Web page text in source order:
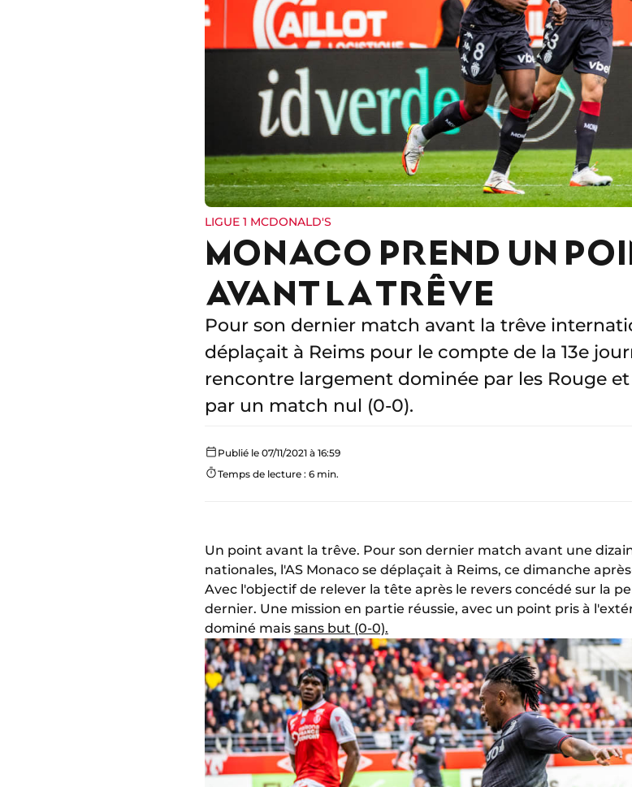
LIGUE 1 MCDONALD'S
MONACO PREND UN
AVANT LA TRÊVE
Pour son dernier match avant la trêve
déplaçait à Reims pour le compte de la 13e
rencontre largement dominée par les Rouge
par un match nul (0-0).
Publié le 07/11/2021 à 16:59
Temps de lecture : 6 min.
Un point avant la trêve. Pour son dernier match avant une
nationales, l'AS Monaco se déplaçait à Reims, ce dimanche
Avec l'objectif de relever la tête après le revers concédé sur la
dernier. Une mission en partie réussie, avec un point pris à
dominé mais sans but (0-0).